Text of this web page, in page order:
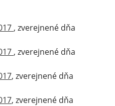
, zverejnené dňa
, zverejnené dňa
, zverejnené dňa
, zverejnené dňa